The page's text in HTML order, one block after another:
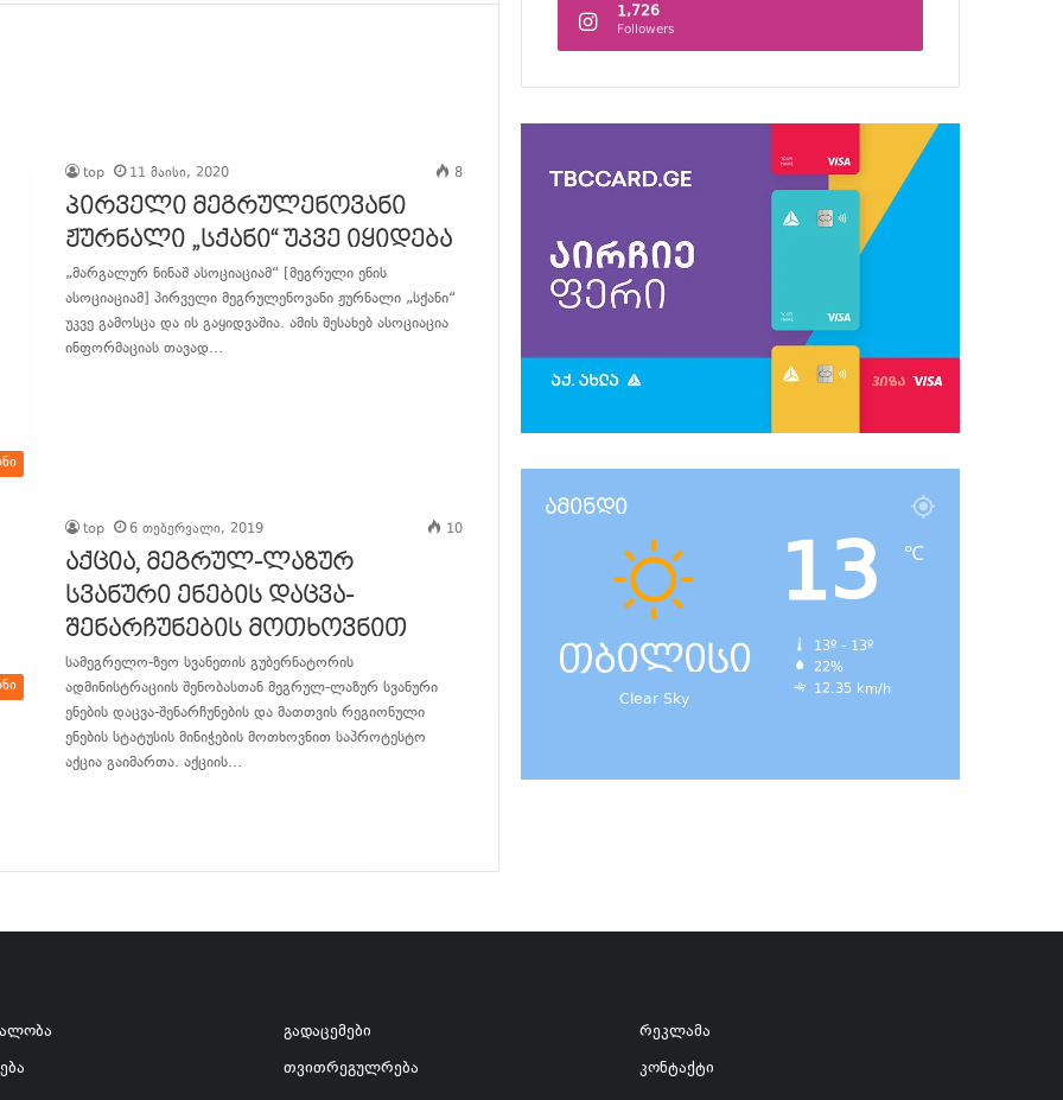
top 11 მაისი, 2020 8
პირველი მეგრულენოვანი
ჟურნალი „სქანი“ უკვე იყიდება
„მარგალურ ნინაშ ასოციაციამ“ [მეგრული ენის
ასოციაციამ] პირველი მეგრულენოვანი ჟურნალი „სქანი“
უკვე გამოსცა და ის გაყიდვაშია. ამის შესახებ ასოციაცია
ინფორმაციას თავად…
top 6 თებერვალი, 2019 10
აქცია, მეგრულ-ლაზურ
სვანური ენების დაცვა-
შენარჩუნების მოთხოვნით
სამეგრელო-ზეო სვანეთის გუბერნატორის
ადმინისტრაციის შენობასთან მეგრულ-ლაზურ სვანური
ენების დაცვა-შენარჩუნების და მათთვის რეგიონული
ენების სტატუსის მინიჭების მოთხოვნით საპროტესტო
აქცია გაიმართა. აქციის…
1,726
Followers
ამინდი
თბილისი
Clear Sky
13 ℃
13º - 13º
22%
12.35 km/h
გადაცემები
თვითრეგულრება
რეკლამა
კონტაქტი